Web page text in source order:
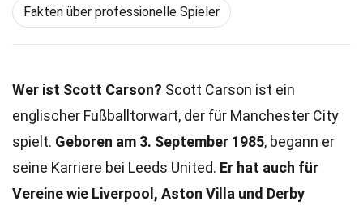
Fakten über professionelle Spieler
Wer ist Scott Carson? Scott Carson ist ein
englischer Fußballtorwart, der für Manchester City
spielt. Geboren am 3. September 1985, begann er
seine Karriere bei Leeds United. Er hat auch für
Vereine wie Liverpool, Aston Villa und Derby